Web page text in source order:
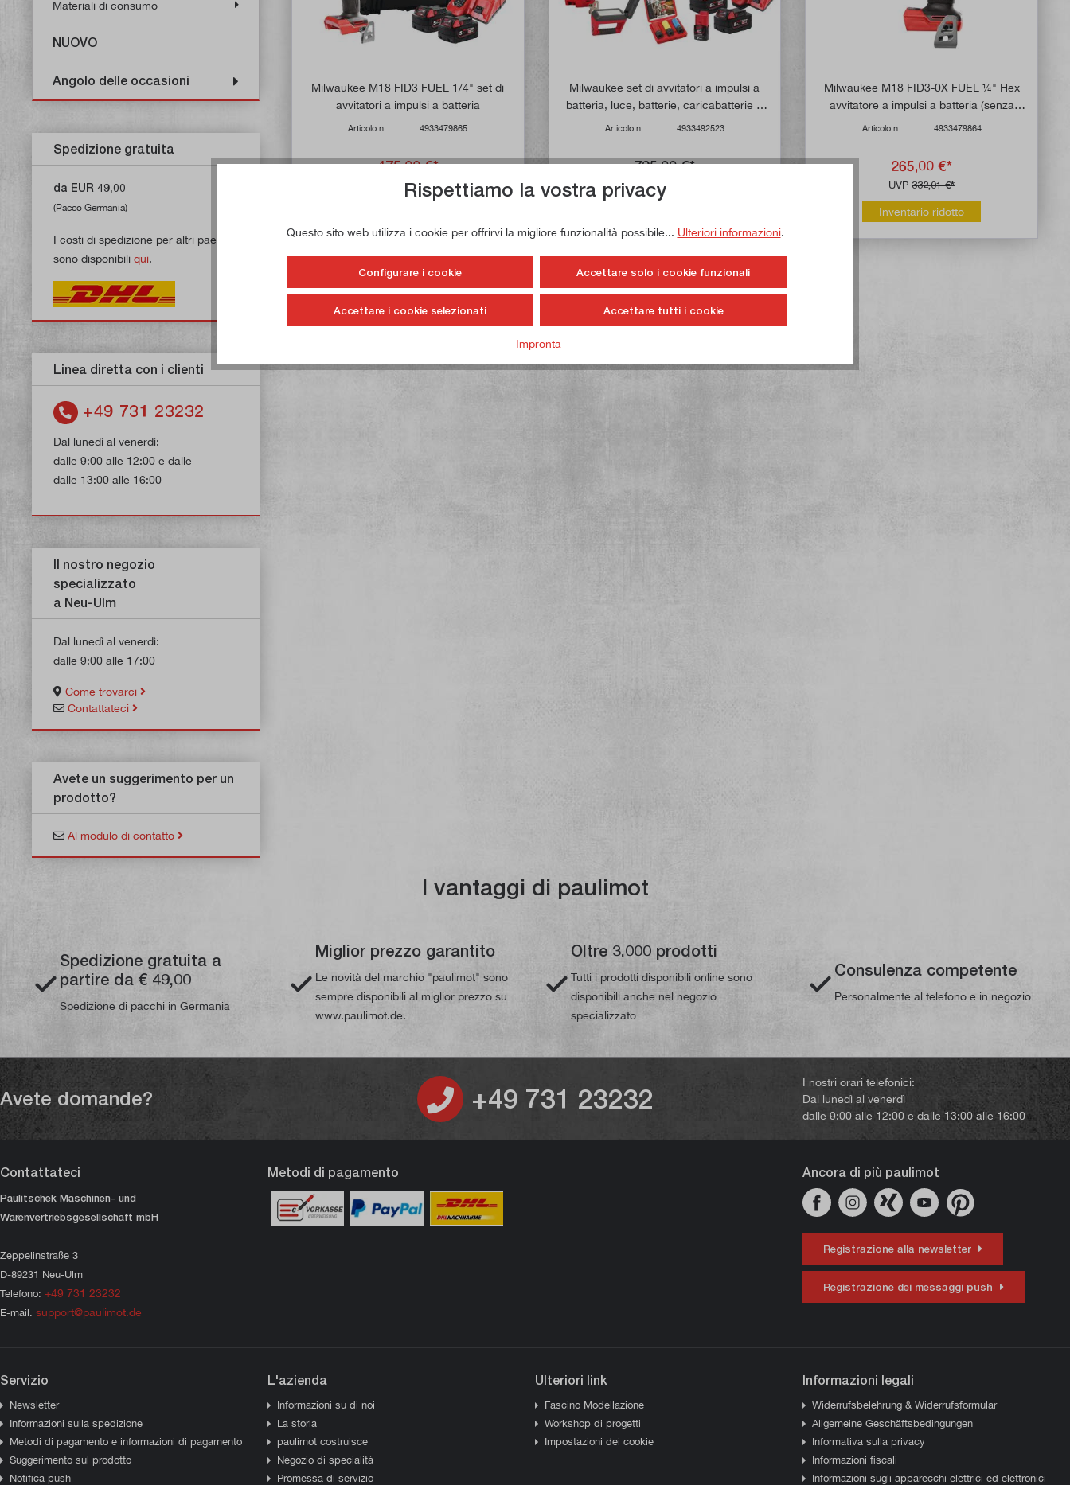
Materiali di consumo
NUOVO
Angolo delle occasioni
Spedizione gratuita
da EUR 49,00
(Pacco Germania)
I costi di spedizione per altri paesi
sono disponibili qui.
Linea diretta con i clienti
+49 731 23232
Dal lunedì al venerdì:
dalle 9:00 alle 12:00 e dalle
dalle 13:00 alle 16:00
Il nostro negozio
specializzato
a Neu-Ulm
Dal lunedì al venerdì:
dalle 9:00 alle 17:00
Come trovarci
Contattateci
Avete un suggerimento per un
prodotto?
Al modulo di contatto
Milwaukee M18 FID3 FUEL 1/4" set di
avvitatori a impulsi a batteria
Articolo n: 4933479865
475,00 €*
593,81 €*
Milwaukee set di avvitatori a impulsi a
batteria, luce, batterie, caricabatterie e
bussole a percussione
Articolo n: 4933492523
795,00 €*
Milwaukee M18 FID3-0X FUEL ¼" Hex
avvitatore a impulsi a batteria (senza
batteria)
Articolo n: 4933479864
265,00 €*
UVP332,01 €*
Inventario ridotto
I vantaggi di paulimot
Spedizione gratuita a
partire da € 49,00
Spedizione di pacchi in Germania
Miglior prezzo garantito
Le novità del marchio "paulimot" sono
sempre disponibili al miglior prezzo su
www.paulimot.de.
Oltre 3.000 prodotti
Tutti i prodotti disponibili online sono
disponibili anche nel negozio
specializzato
Consulenza competente
Personalmente al telefono e in negozio
Avete domande? +49 731 23232
I nostri orari telefonici:
Dal lunedì al venerdì
dalle 9:00 alle 12:00 e dalle 13:00 alle 16:00
Contattateci
Paulitschek Maschinen- und
Warenvertriebsgesellschaft mbH
Zeppelinstraße 3
D-89231 Neu-Ulm
Telefono: +49 731 23232
E-mail: support@paulimot.de
Metodi di pagamento Ancora di più paulimot
Registrazione alla newsletter
Registrazione dei messaggi push
Servizio
Newsletter
Informazioni sulla spedizione
Metodi di pagamento e informazioni di pagamento
Suggerimento sul prodotto
Notifica push
L'azienda
Informazioni su di noi
La storia
paulimot costruisce
Negozio di specialità
Promessa di servizio
Ulteriori link
Fascino Modellazione
Workshop di progetti
Impostazioni dei cookie
Informazioni legali
Widerrufsbelehrung & Widerrufsformular
Allgemeine Geschäftsbedingungen
Informativa sulla privacy
Informazioni fiscali
Informazioni sugli apparecchi elettrici ed elettronici
Rispettiamo la vostra privacy
Questo sito web utilizza i cookie per offrirvi la migliore funzionalità possibile... Ulteriori informazioni.
Configurare i cookie Accettare solo i cookie funzionali
Accettare i cookie selezionati Accettare tutti i cookie
- Impronta